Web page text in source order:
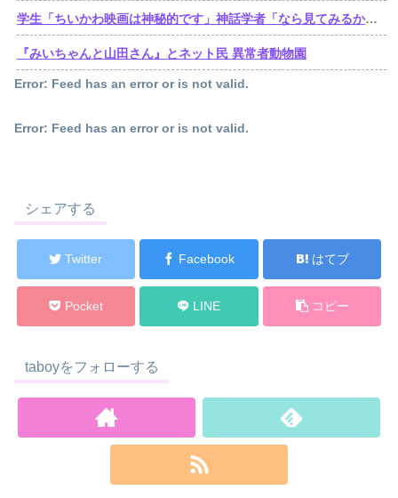
学生「ちいかわ映画は神秘的です」神話学者「なら見てみるか…」
『みいちゃんと山田さん』とネット民 異常者動物園
Error: Feed has an error or is not valid.
Error: Feed has an error or is not valid.
シェアする
Twitter Facebook はてブ
Pocket LINE コピー
taboyをフォローする